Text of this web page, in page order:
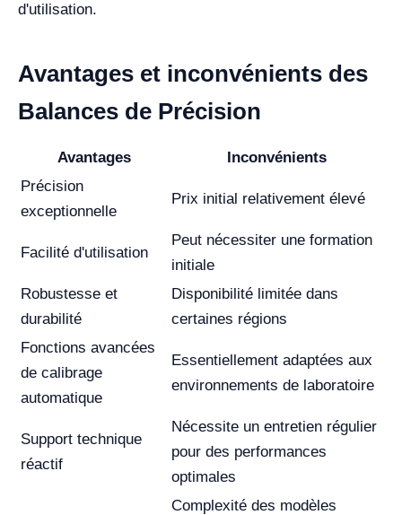
d'utilisation.
Avantages et inconvénients des
Balances de Précision
Avantages
Inconvénients
Précision
exceptionnelle
Prix initial relativement élevé
Facilité d'utilisation
Peut nécessiter une formation
initiale
Robustesse et
durabilité
Disponibilité limitée dans
certaines régions
Fonctions avancées
de calibrage
automatique
Essentiellement adaptées aux
environnements de laboratoire
Support technique
réactif
Nécessite un entretien régulier
pour des performances
optimales
Complexité des modèles